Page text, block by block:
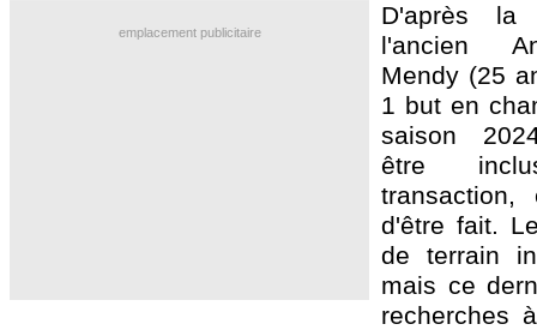
emplacement publicitaire
D'après la
l'ancien
Mendy (25
1 but en
saison
être
d'être fait.
de terrain
mais ce
recherches